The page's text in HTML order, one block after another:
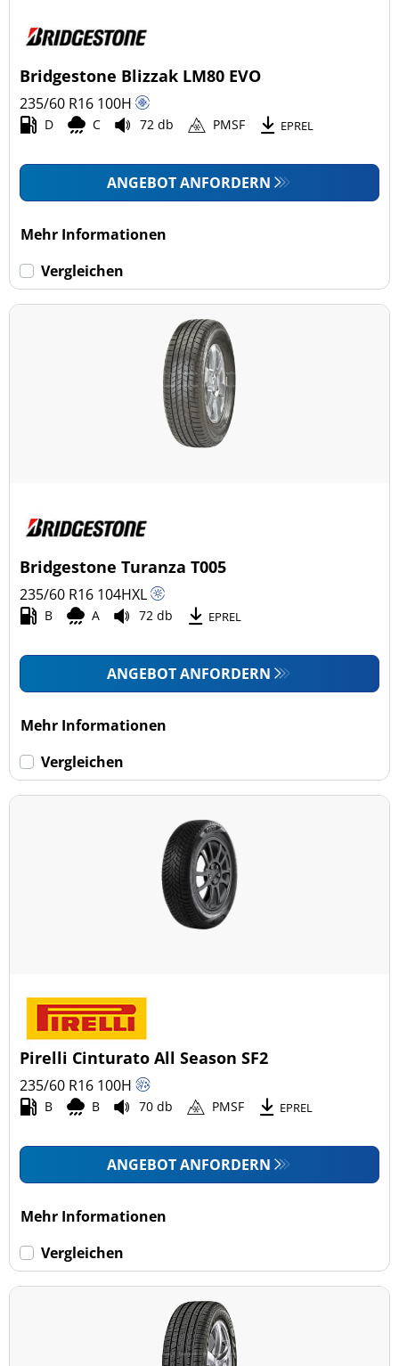
Bridgestone Blizzak LM80 EVO
235/60 R16 100H
D C 72 db PMSF EPREL
ANGEBOT ANFORDERN
Mehr Informationen
Vergleichen
Bridgestone Turanza T005
235/60 R16 104HXL
B A 72 db EPREL
ANGEBOT ANFORDERN
Mehr Informationen
Vergleichen
Pirelli Cinturato All Season SF2
235/60 R16 100H
B B 70 db PMSF EPREL
ANGEBOT ANFORDERN
Mehr Informationen
Vergleichen